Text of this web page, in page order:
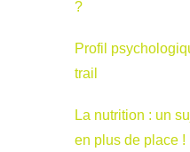
?
Profil
trail
La nutrition : un
en plus de place !